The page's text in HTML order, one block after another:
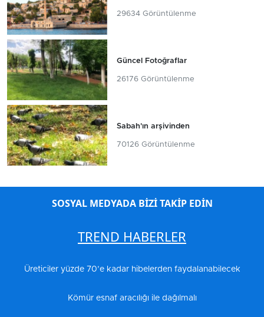
29634 Görüntülenme
Güncel Fotoğraflar
26176 Görüntülenme
Sabah'ın arşivinden
70126 Görüntülenme
SOSYAL MEDYADA BİZİ TAKİP EDİN
TREND HABERLER
Üreticiler yüzde 70’e kadar hibelerden faydalanabilecek
Kömür esnaf aracılığı ile dağılmalı